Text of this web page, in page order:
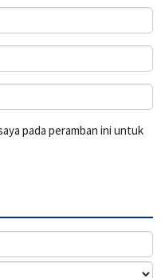
pada peramban ini untuk